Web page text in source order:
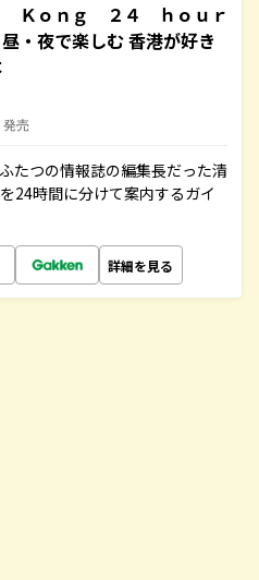
Ｋｏｎｇ ２４ ｈｏｕｒ
・夜で楽しむ 香港が好き
発売
たつの情報誌の編集長だった清
24時間に分けて案内するガイ
詳細を見る